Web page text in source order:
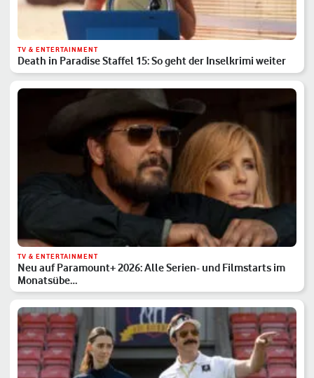
TV & ENTERTAINMENT
Death in Paradise Staffel 15: So geht der Inselkrimi weiter
TV & ENTERTAINMENT
Neu auf Paramount+ 2026: Alle Serien- und Filmstarts im
Monatsübe…